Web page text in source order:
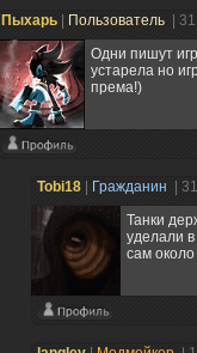
Пыхарь Пользователь |
Одни пишут
устарела но
према!)
Tobi18 Гражданин |
Танки
уделали
сам